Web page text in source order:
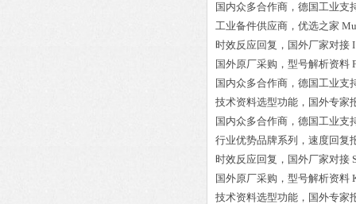
国内众多合作商，德国工业支
工业备件供应商，优选之家
时效反应回复，国外厂家对接
国外原厂采购，型号解析资料
国内众多合作商，德国工业支
技术资料选型功能，国外专家
国内众多合作商，德国工业支
行业优势品牌系列，速度回复
时效反应回复，国外厂家对接
国外原厂采购，型号解析资料
技术资料选型功能，国外专家